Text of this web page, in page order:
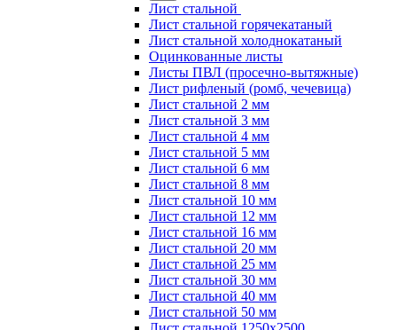
Лист стальной
Лист стальной горячекатаный
Лист стальной холоднокатаный
Оцинкованные листы
Листы ПВЛ (просечно-вытяжные)
Лист рифленый (ромб, чечевица)
Лист стальной 2 мм
Лист стальной 3 мм
Лист стальной 4 мм
Лист стальной 5 мм
Лист стальной 6 мм
Лист стальной 8 мм
Лист стальной 10 мм
Лист стальной 12 мм
Лист стальной 16 мм
Лист стальной 20 мм
Лист стальной 25 мм
Лист стальной 30 мм
Лист стальной 40 мм
Лист стальной 50 мм